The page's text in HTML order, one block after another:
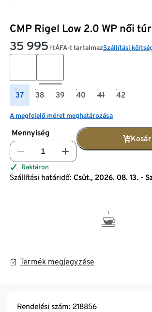
CMP Rigel Low 2.0 WP női
35 995 FtÁFA-t tartalmazSzállítási
37 38 39 40 41 42
A megfelelő méret meghatározása
Mennyiség
Raktáron
Szállítási határidő: Csüt., 2026. 08. 13. -
Termék megjegyzése
Rendelési szám: 218856